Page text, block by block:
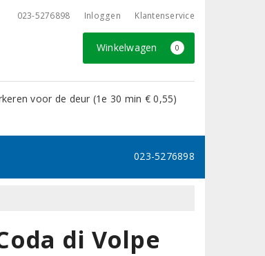
023-5276898 Inloggen Klantenservice
Winkelwagen 0
voor de deur (1e 30 min € 0,55)
023-5276898
di Volpe